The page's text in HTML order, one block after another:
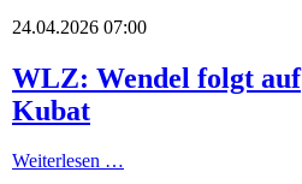
24.04.2026 07:00
WLZ: Wendel folgt auf
Kubat
Weiterlesen …